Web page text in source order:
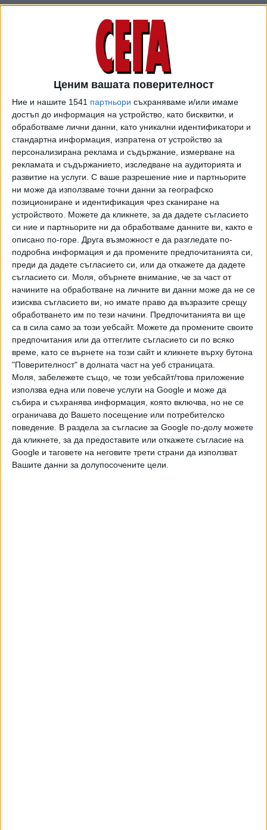
Ценим вашата поверителност
Ние и нашите 1541 партньори съхраняваме и/или имаме
достъп до информация на устройство, като бисквитки, и
обработваме лични данни, като уникални идентификатори и
стандартна информация, изпратена от устройство за
персонализирана реклама и съдържание, измерване на
рекламата и съдържанието, изследване на аудиторията и
развитие на услуги. С ваше разрешение ние и партньорите
ни може да използваме точни данни за географско
позициониране и идентификация чрез сканиране на
устройството. Можете да кликнете, за да дадете съгласието
си ние и партньорите ни да обработваме данните ви, както е
описано по-горе. Друга възможност е да разгледате по-
подробна информация и да промените предпочитанията си,
преди да дадете съгласието си, или да откажете да дадете
съгласието си. Моля, обърнете внимание, че за част от
начините на обработване на личните ви данни може да не се
изисква съгласието ви, но имате право да възразите срещу
обработването им по тези начини. Предпочитанията ви ще
са в сила само за този уебсайт. Можете да промените своите
предпочитания или да оттеглите съгласието си по всяко
време, като се върнете на този сайт и кликнете върху бутона
"Поверителност" в долната част на уеб страницата.
Моля, забележете също, че този уебсайт/това приложение
използва една или повече услуги на Google и може да
събира и съхранява информация, която включва, но не се
ограничава до Вашето посещение или потребителско
поведение. В раздела за съгласие за Google по-долу можете
да кликнете, за да предоставите или откажете съгласие на
Google и таговете на неговите трети страни да използват
Вашите данни за долупосочените цели.
администрацията на ареста. Затова е преместен от
ареста в София в този в Бобов Дол. Така съдът прие, че
за осемте месеца в ареста младежът не е поправил
поведението си. Ако е на свобода, той може да извърши
ново престъпление, защото е общественоопасен,
мотивира се още съдът.
Защитниците на Васил Михайлов коментираха, че
обвинението е тенденциозно. Освен това ставало дума
за прояви от битов характер. "Водят го като маймуна на
синджир и така му нарушават достойнството",
коментира защитата, цитирана от БТА.
Прокуратурата представи в съда и справка, според
която срещу Михайлов е започнало още едно
разследване - този път за побой в Созопол, довел до
средна телесна повреда. Има нож с негова ДНК, ползвал
е бокс.
В края на декември 2022 г. прокуратурата внесе в СРС
обвинителен акт срещу Михайлов за 8 престъпления
- нанасяне на средни телесни повреди на трима души,
леки телесни повреди по хулигански подбуди на други
двама, за непристойни действия, грубо нарушаващи
обществения ред и за закана с убийство. За една
седмица петима съдии си направиха отвод и отказаха да
гледат делото. Най-сетне обаче, то се падна на
магистрат, който не се оттегли. На 28 февруари е
насрочено разпоредителното заседание по делото.
От края на януари Михайлов има и нови две обвинения -
че се е заканил с убийство на В.В. и му нанесъл удари с
неустановен до момента твърд предмет и с юмрук в
областта на главата.